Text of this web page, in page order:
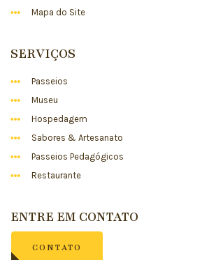
Mapa do Site
SERVIÇOS
Passeios
Museu
Hospedagem
Sabores & Artesanato
Passeios Pedagógicos
Restaurante
ENTRE EM CONTATO
CONTATO